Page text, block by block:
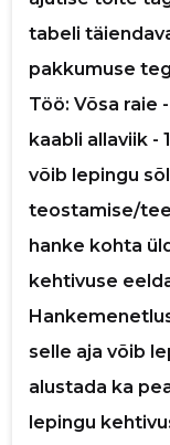
tabeli
pakkumuse
Töö: Võsa raie
kaabli allaviik -
võib lepingu
teostamise/
hanke kohta
kehtivuse
selle aja võib
alustada ka
lepingu